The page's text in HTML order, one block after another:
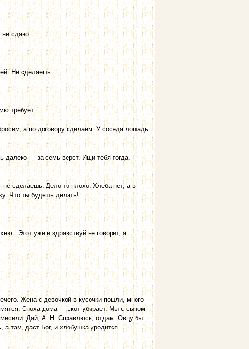
не сдано.
Не сделаешь.
требует.
а по договору сделаем. У соседа лошадь
— за семь верст. Ищи тебя тогда.
сделаешь. Дело-то плохо. Хлеба нет, а в
Что ты будешь делать!
Этот уже и здравствуй не говорит, а
Жена с девочкой в кусочки пошли, много
Сноха дома — скот убирает. Мы с сыном
Дай, А. Н. Справлюсь, отдам. Овцу бы
а там, даст Бог, и хлебушка уродится.